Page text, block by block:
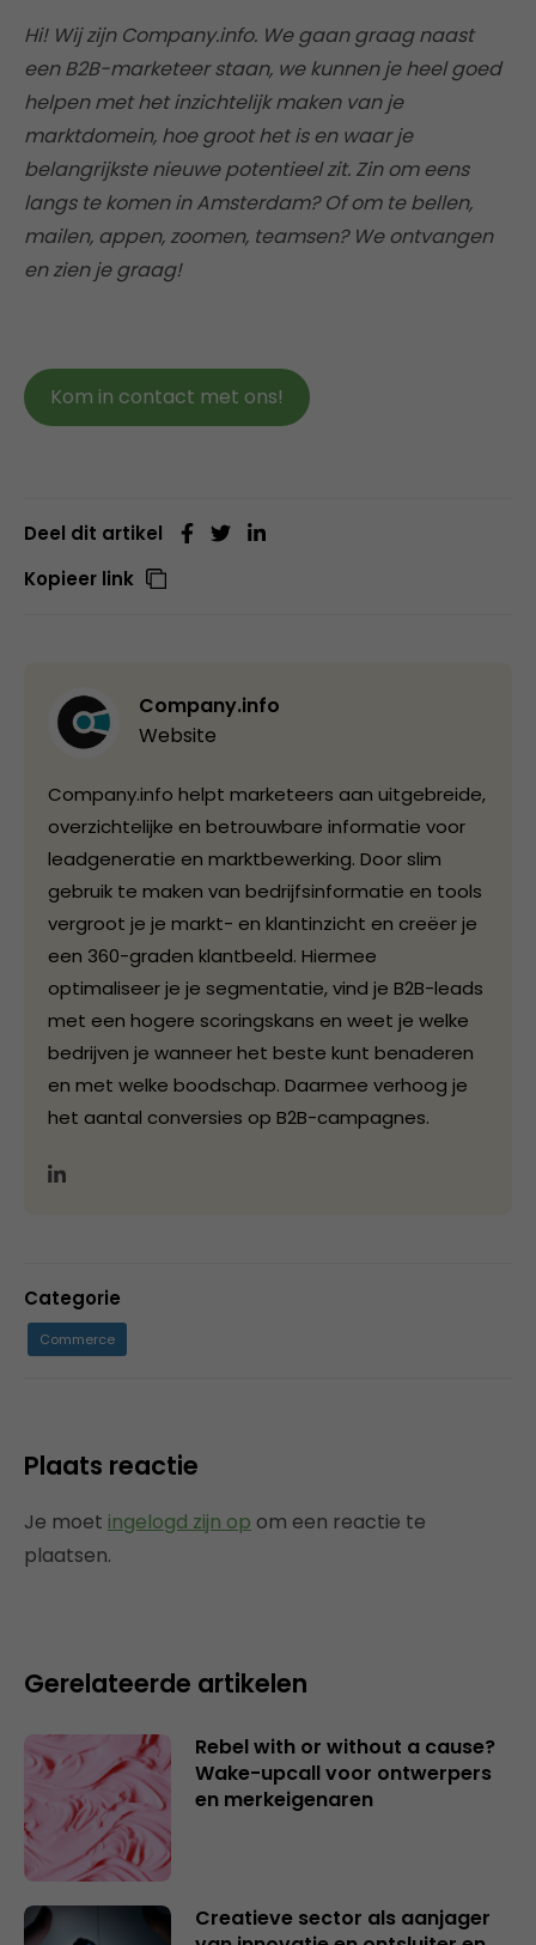
Hi! Wij zijn Company.info. We gaan graag naast
een B2B-marketeer staan, we kunnen je heel goed
helpen met het inzichtelijk maken van je
marktdomein, hoe groot het is en waar je
belangrijkste nieuwe potentieel zit. Zin om eens
langs te komen in Amsterdam? Of om te bellen,
mailen, appen, zoomen, teamsen? We ontvangen
en zien je graag!
Kom in contact met ons!
Deel dit artikel
Kopieer link
Company.info
Website
Company.info helpt marketeers aan uitgebreide,
overzichtelijke en betrouwbare informatie voor
leadgeneratie en marktbewerking. Door slim
gebruik te maken van bedrijfsinformatie en tools
vergroot je je markt- en klantinzicht en creëer je
een 360-graden klantbeeld. Hiermee
optimaliseer je je segmentatie, vind je B2B-leads
met een hogere scoringskans en weet je welke
bedrijven je wanneer het beste kunt benaderen
en met welke boodschap. Daarmee verhoog je
het aantal conversies op B2B-campagnes.
Categorie
Commerce
Plaats reactie
Je moet ingelogd zijn op om een reactie te
plaatsen.
Gerelateerde artikelen
Rebel with or without a cause?
Wake-upcall voor ontwerpers
en merkeigenaren
Creatieve sector als aanjager